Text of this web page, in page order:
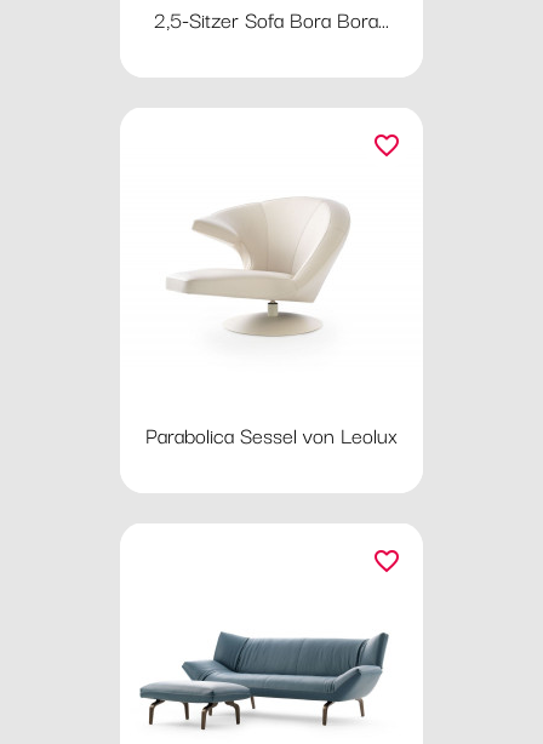
2,5-Sitzer Sofa Bora Bora...
Parabolica Sessel von Leolux
favorite_border
favorite_border